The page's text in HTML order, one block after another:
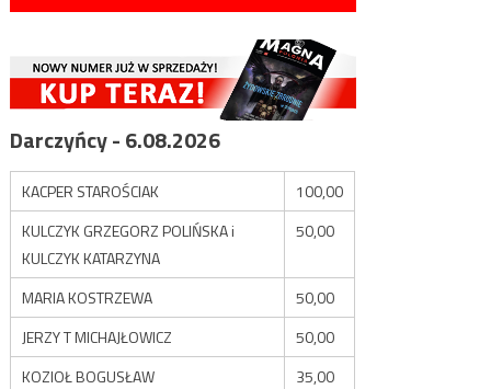
Darczyńcy - 6.08.2026
KACPER STAROŚCIAK
100,00
KULCZYK GRZEGORZ POLIŃSKA i
KULCZYK KATARZYNA
50,00
MARIA KOSTRZEWA
50,00
JERZY T MICHAJŁOWICZ
50,00
KOZIOŁ BOGUSŁAW
35,00